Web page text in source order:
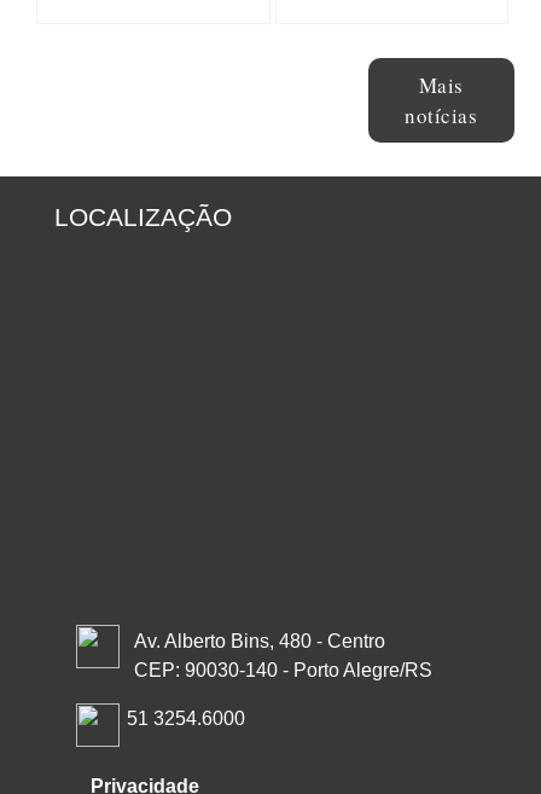
Mais
notícias
LOCALIZAÇÃO
Av. Alberto Bins, 480 - Centro
CEP: 90030-140 - Porto Alegre/RS
51 3254.6000
Privacidade